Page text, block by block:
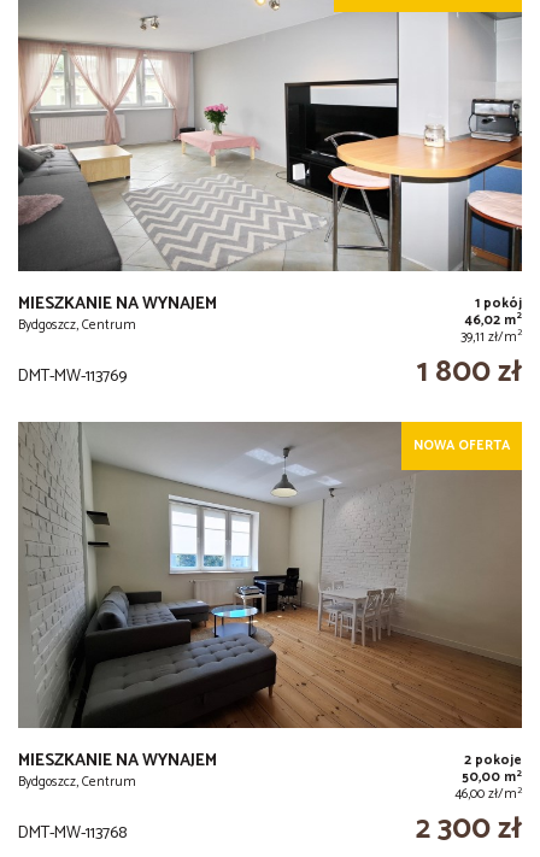
MIESZKANIE NA WYNAJEM
Bydgoszcz, Centrum
1 pokój
46,02 m2
39,11 zł/m2
DMT-MW-113769 1 800 zł
NOWA OFERTA
MIESZKANIE NA WYNAJEM
Bydgoszcz, Centrum
2 pokoje
50,00 m2
46,00 zł/m2
DMT-MW-113768 2 300 zł